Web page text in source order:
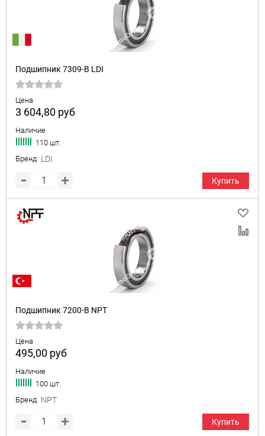
Подшипник 7309-B LDI
Цена
3 604,80 руб
Наличие
110 шт.
Бренд LDI
Купить
Подшипник 7200-B NPT
Цена
495,00 руб
Наличие
100 шт.
Бренд NPT
Купить